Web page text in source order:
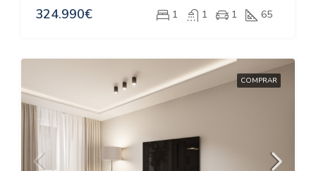
324.990€ 1 1 1 65
COMPRAR